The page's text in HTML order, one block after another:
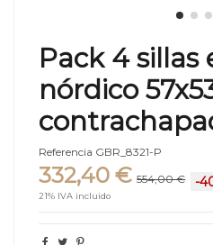
Pack 4 sillas
nórdico
Referencia GBR_8321-P
332,40 € 554,00 € -
21% IVA incluido